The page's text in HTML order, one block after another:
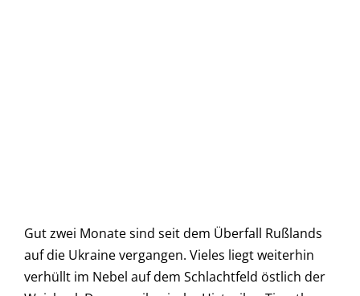
Gut zwei Monate sind seit dem Überfall Rußlands
auf die Ukraine vergangen. Vieles liegt weiterhin
verhüllt im Nebel auf dem Schlachtfeld östlich der